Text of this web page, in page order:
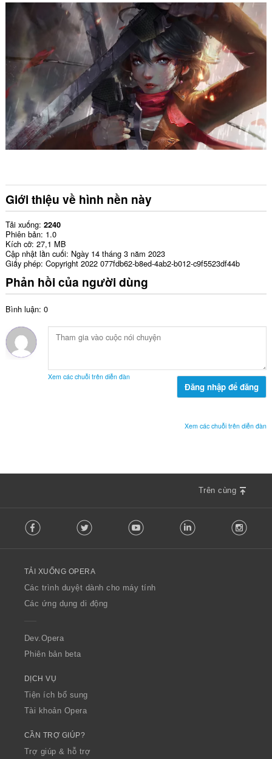
Giới thiệu về hình nền này
Tải xuống 2240
Phiên bản 1.0
Kích cỡ 27,1 MB
Cập nhật lần cuối Ngày 14 tháng 3 năm 2023
Giấy phép Copyright 2022 077fdb62-b8ed-4ab2-b012-c9f5523df44b
Phản hồi của người dùng
Bình luận: 0
Xem các chuỗi trên diễn đàn
Đăng nhập để đăng
Xem các chuỗi trên diễn đàn
Trên cùng
o
w
O
p
a
Facebook Twitter Youtube LinkedIn
TẢI XUỐNG OPERA
Các trình duyệt dành cho máy tính
Các ứng dụng di động
Dev.Opera
Phiên bản beta
DỊCH VỤ
Tiện ích bổ sung
Tài khoản Opera
CẦN TRỢ GIÚP?
Trợ giúp & hỗ trợ